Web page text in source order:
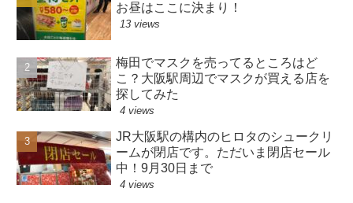
お昼はここに決まり！
13 views
梅田でマスクを売ってるところはど
こ？大阪駅周辺でマスクが買える店を
探してみた
4 views
JR大阪駅の構内のヒロタのシュークリ
ームが閉店です。ただいま閉店セール
中！9月30日まで
4 views